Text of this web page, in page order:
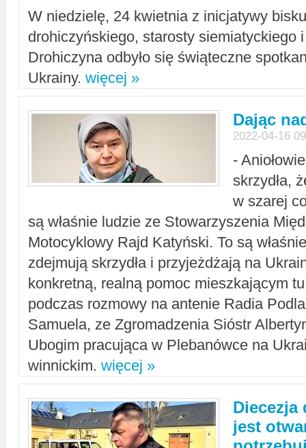
W niedzielę, 24 kwietnia z inicjatywy
drohiczyńskiego, starosty siemiatyckiego
Drohiczyna odbyło się świąteczne
Ukrainy. więcej »
Dając
2022-04-16
-
skrzydła,
w szarej
są właśnie ludzie ze Stowarzyszenia
Motocyklowy Rajd Katyński. To są
zdejmują skrzydła i przyjeżdżają na
konkretną, realną pomoc mieszkającym
podczas rozmowy na antenie Radia
Samuela, ze Zgromadzenia Sióstr
Ubogim pracująca w Plebanówce na
winnickim. więcej »
Diecezja
jest